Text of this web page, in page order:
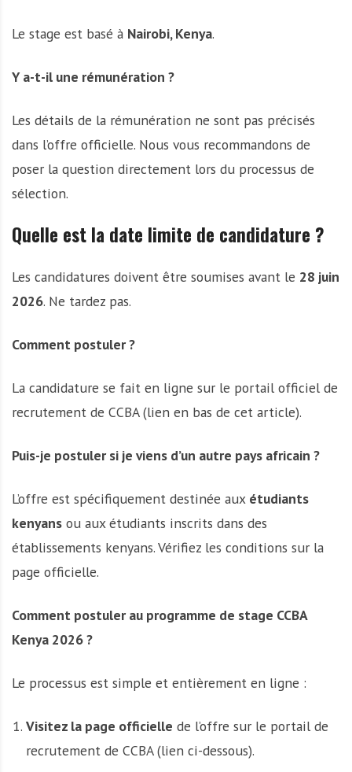
Le stage est basé à Nairobi, Kenya.
Y a-t-il une rémunération ?
Les détails de la rémunération ne sont pas précisés
dans l’offre officielle. Nous vous recommandons de
poser la question directement lors du processus de
sélection.
Quelle est la date limite de candidature ?
Les candidatures doivent être soumises avant le 28 juin
2026. Ne tardez pas.
Comment postuler ?
La candidature se fait en ligne sur le portail officiel de
recrutement de CCBA (lien en bas de cet article).
Puis-je postuler si je viens d’un autre pays africain ?
L’offre est spécifiquement destinée aux étudiants
kenyans ou aux étudiants inscrits dans des
établissements kenyans. Vérifiez les conditions sur la
page officielle.
Comment postuler au programme de stage CCBA
Kenya 2026 ?
Le processus est simple et entièrement en ligne :
Visitez la page officielle de l’offre sur le portail de
recrutement de CCBA (lien ci-dessous).